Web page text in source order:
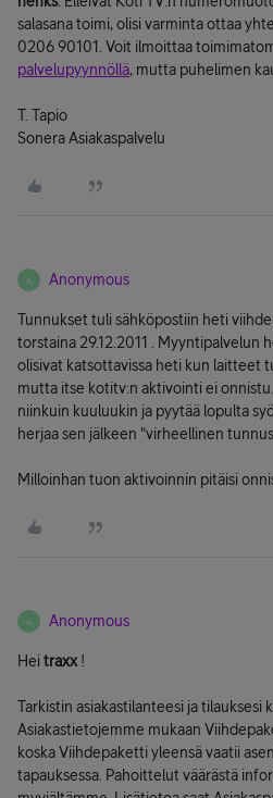
salasana toimi, olisi varminta ottaa
0206 90101. Voit ilmoittaa
palvelupyynnöllä, mutta puhelimen
T. Tapio
Sonera Asiakaspalvelu
A Anonymous
Tunnukset tuli sähköpostiin heti
torstaina 29.12.2011 . Myyntipalvelun
olisivat katsottavissa heti kun laitteet
mutta itse kotitv:n aktivointi ei
niinkuin kuuluukin ja pyytää lopulta
herjaa sen jälkeen "virheellinen tunnus
Milloinhan tuon aktivoinnin pitäisi
A Anonymous
Heitraxx !
Tarkistin asiakastilanteesi ja tilauksesi
Asiakastietojemme mukaan
koska Viihdepaketti yleensä vaatii
tapauksessa. Pahoittelut väärästä